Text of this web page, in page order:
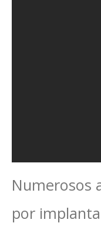
Numerosos
por